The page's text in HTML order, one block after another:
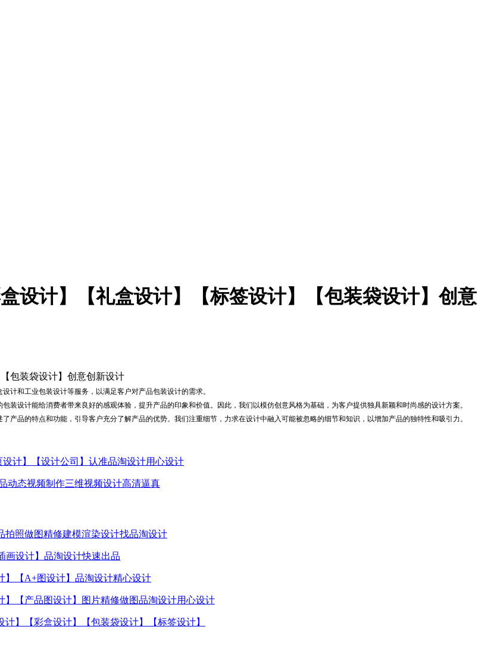
设计】【礼盒设计】【标签设计】【包装袋设计】创意
包装袋设计】创意创新设计
计和工业包装设计等服务，以满足客户对产品包装设计的需求。
设计能给消费者带来良好的感观体验，提升产品的印象和价值。因此，我们以模仿创意风格为基础，为客户提供独具新颖和时尚感的设计方案。
品的特点和功能，引导客户充分了解产品的优势。我们注重细节，力求在设计中融入可能被忽略的细节和知识，以增加产品的独特性和吸引力。
计】【设计公司】认准品淘设计用心设计
动态视频制作三维视频设计高清逼真
拍照做图精修建模渲染设计找品淘设计
画设计】品淘设计快速出品
】【A+图设计】品淘设计精心设计
】【产品图设计】图片精修做图品淘设计用心设计
】【彩盒设计】【包装袋设计】【标签设计】